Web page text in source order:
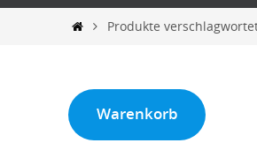
StartProdukte
Warenkorb